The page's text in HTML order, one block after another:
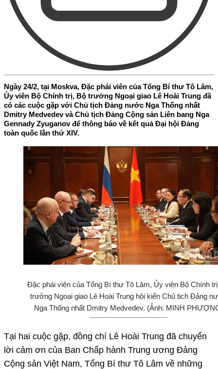
Ngày 24/2, tại Moskva, Đặc phái viên của Tổng Bí thư Tô Lâm,
Ủy viên Bộ Chính trị, Bộ trưởng Ngoại giao Lê Hoài Trung đã
có các cuộc gặp với Chủ tịch Đảng nước Nga Thống nhất
Dmitry Medvedev và Chủ tịch Đảng Cộng sản Liên bang Nga
Gennady Zyuganov để thông báo về kết quả Đại hội Đảng
toàn quốc lần thứ XIV.
Đặc phái viên của Tổng Bí thư Tô Lâm, Ủy viên Bộ Chính
trưởng Ngoại giao Lê Hoài Trung hội kiến Chủ tịch Đảng
Nga Thống nhất Dmitry Medvedev. (Ảnh: MINH
Tại hai cuộc gặp, đồng chí Lê Hoài Trung đã chuyển
lời cảm ơn của Ban Chấp hành Trung ương Đảng
Cộng sản Việt Nam, Tổng Bí thư Tô Lâm về những